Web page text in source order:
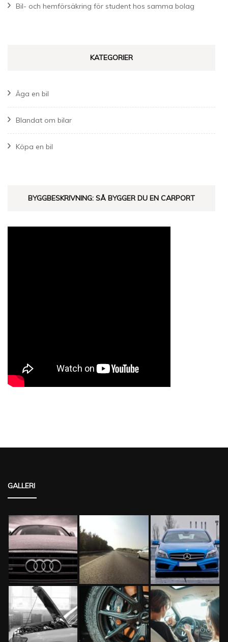
Bil- och hemförsäkring för student hos samma bolag
KATEGORIER
Äga en bil
Blandat om bilar
Köpa en bil
BYGGBESKRIVNING: SÅ BYGGER DU EN CARPORT
GALLERI